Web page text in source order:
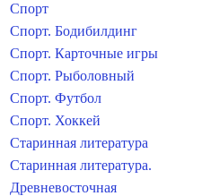
Спорт
Спорт. Бодибилдинг
Спорт. Карточные игры
Спорт. Рыболовный
Спорт. Футбол
Спорт. Хоккей
Старинная литература
Старинная литература.
Древневосточная